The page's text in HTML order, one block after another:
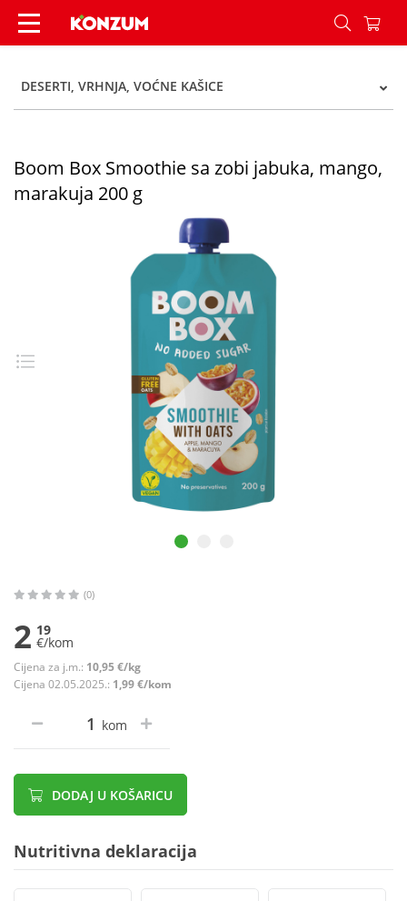
Boom Box Smoothie sa zobi jabuka, mango,
DESERTI, VRHNJA, VOĆNE KAŠICE
Boom Box Smoothie sa zobi jabuka, mango,
marakuja 200 g
(0)
2 19
€/kom
Cijena za j.m.: 10,95 €/kg
Cijena 02.05.2025.: 1,99 €/kom
kom
DODAJ U KOŠARICU
Nutritivna deklaracija